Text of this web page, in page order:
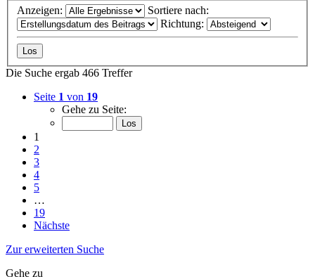
Anzeigen:
Sortiere nach:
Richtung:
Die Suche ergab 466 Treffer
Seite 1 von 19
Gehe zu Seite:
1
2
3
4
5
…
19
Nächste
Zur erweiterten Suche
Gehe zu